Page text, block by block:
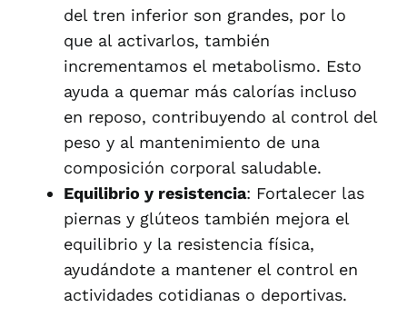
del tren inferior son grandes, por lo
que al activarlos, también
incrementamos el metabolismo. Esto
ayuda a quemar más calorías incluso
en reposo, contribuyendo al control del
peso y al mantenimiento de una
composición corporal saludable.
Equilibrio y resistencia: Fortalecer las
piernas y glúteos también mejora el
equilibrio y la resistencia física,
ayudándote a mantener el control en
actividades cotidianas o deportivas.